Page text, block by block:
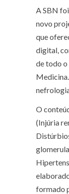
A SBN
novo
que
digital,
de todo o
O
(Injúria
formado